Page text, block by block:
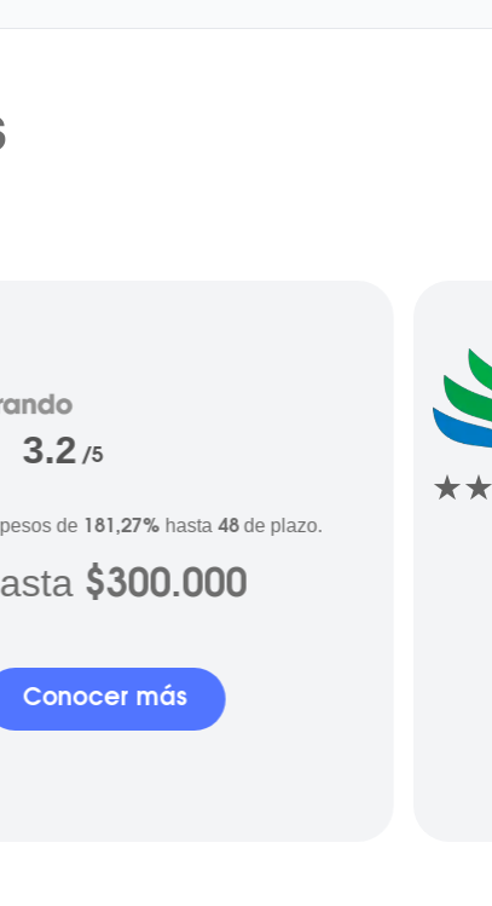
3.2 /5
de 181,27% hasta 48de plazo.
$300.000
Conocer más